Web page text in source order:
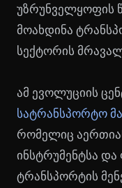
უზრუნველყოფის
მოახდინა
სექტორის
ამ ევოლუციის
სატრანსპორტო
რომელიც
ინსტრუმენტსა
ტრანსპორტის